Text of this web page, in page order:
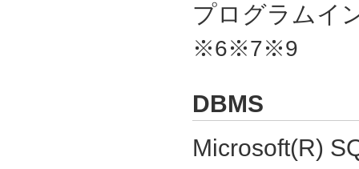
プログラムイ
※6※7※9
DBMS
Microsoft(R)